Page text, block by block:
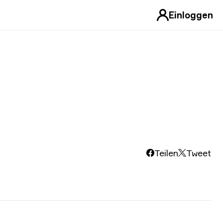
Einloggen
Teilen Tweet